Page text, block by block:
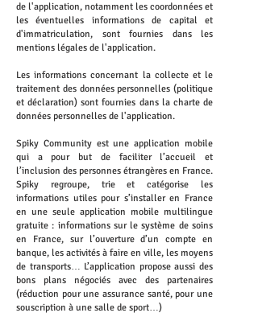
de l'application, notamment les coordonnées et
les éventuelles informations de capital et
d'immatriculation, sont fournies dans les
mentions légales de l'application.
Les informations concernant la collecte et le
traitement des données personnelles (politique
et déclaration) sont fournies dans la charte de
données personnelles de l'application.
Spiky Community est une application mobile
qui a pour but de faciliter l’accueil et
l’inclusion des personnes étrangères en France.
Spiky regroupe, trie et catégorise les
informations utiles pour s’installer en France
en une seule application mobile multilingue
gratuite : informations sur le système de soins
en France, sur l’ouverture d’un compte en
banque, les activités à faire en ville, les moyens
de transports… L’application propose aussi des
bons plans négociés avec des partenaires
(réduction pour une assurance santé, pour une
souscription à une salle de sport…)